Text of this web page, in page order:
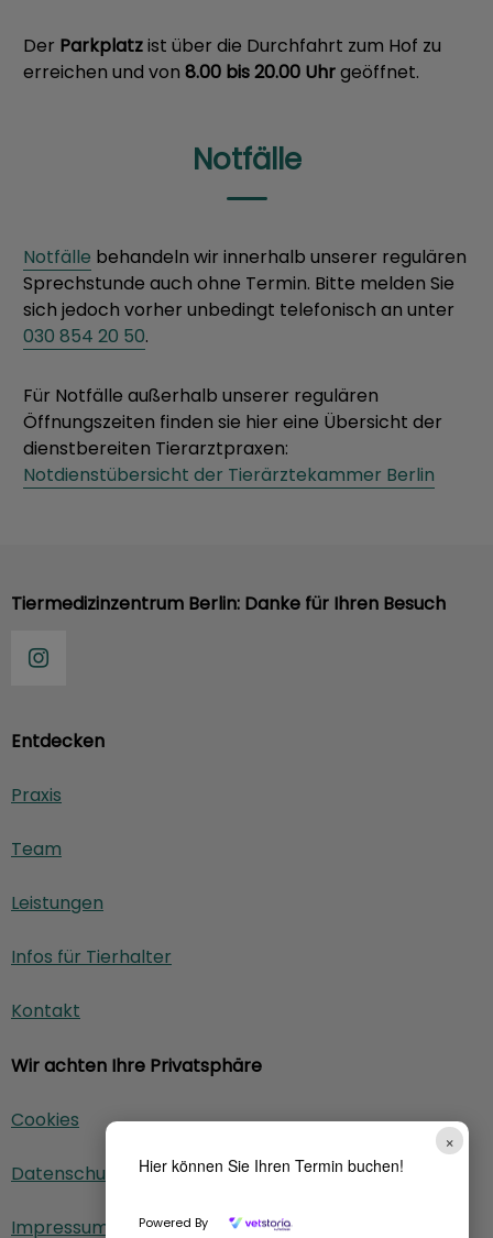
Der Parkplatzist über die Durchfahrt zum Hof zu
erreichen und von 8.00 bis 20.00 Uhrgeöffnet.
×
Hier können Sie Ihren Termin buchen!
Powered By
Notfälle
Notfälle behandeln wir innerhalb unserer regulären
Sprechstunde auch ohne Termin. Bitte melden Sie
sich jedoch vorher unbedingt telefonisch an unter
030 854 20 50.
Für Notfälle außerhalb unserer regulären
Öffnungszeiten finden sie hier eine Übersicht der
dienstbereiten Tierarztpraxen:
Notdienstübersicht der Tierärztekammer Berlin
Entdecken
Praxis
Team
Leistungen
Infos für Tierhalter
Kontakt
Wir achten Ihre Privatsphäre
Cookies
Datenschutz
Impressum
Tiermedizinzentrum Berlin: Danke für Ihren Besuch